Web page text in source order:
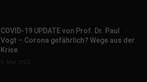
COVID-19 UPDATE von Prof. Dr. Paul
Vogt – Corona gefährlich? Wege aus der
Krise
5. Mai 2020